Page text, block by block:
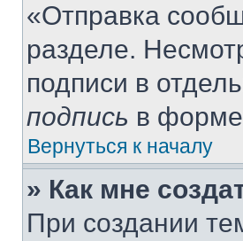
«Отправка
разделе.
подписи в
подпись в
Вернуться к началу
» Как мне
При создании